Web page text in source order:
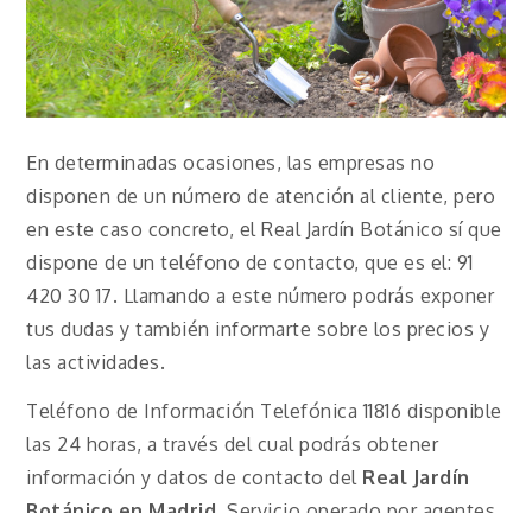
En determinadas ocasiones, las empresas no
disponen de un número de atención al cliente, pero
en este caso concreto, el Real Jardín Botánico sí que
dispone de un teléfono de contacto, que es el: 91
420 30 17. Llamando a este número podrás exponer
tus dudas y también informarte sobre los precios y
las actividades.
Teléfono de Información Telefónica 11816 disponible
las 24 horas, a través del cual podrás obtener
información y datos de contacto del Real Jardín